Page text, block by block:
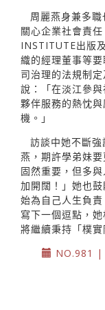
周麗燕身兼多
關心企業社會責
INSTITUTE出版
織的經理董事等
司治理的法規制
說：「在淡江參
夥伴服務的熱忱
機。」
訪談中她不斷
燕，期許學弟妹
固然重要，但多
加開闊！」她也
始為自己人生負
寫下一個逗點，
將繼續秉持「樸
NO.981 |